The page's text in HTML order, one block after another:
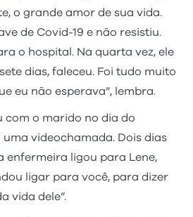
o grande amor de sua vida.
de Covid-19 e não resistiu.
o hospital. Na quarta vez, ele
dias, faleceu. Foi tudo muito
eu não esperava”, lembra.
com o marido no dia do
videochamada. Dois dias
enfermeira ligou para Lene,
ligar para você, para dizer
vida dele”.